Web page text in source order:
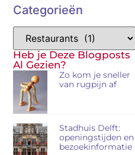
Categorieën
Heb je Deze Blogposts
Al Gezien?
Zo kom je sneller
van rugpijn af
Stadhuis Delft:
openingstijden en
bezoekinformatie